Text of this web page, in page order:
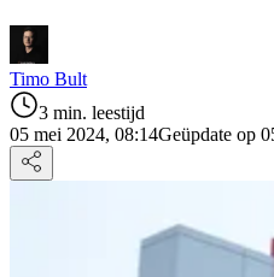
Timo Bult
3 min. leestijd
05 mei 2024, 08:14Geüpdate op